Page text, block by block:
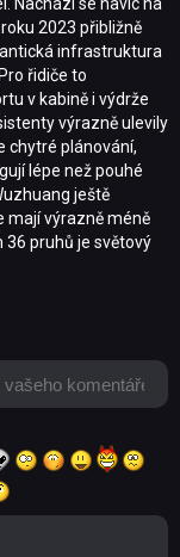
2023 přibližně
infrastruktura
řidiče to
v kabině i výdrže
výrazně ulevily
chytré plánování,
lépe než pouhé
ještě
mají výrazně méně
36 pruhů je světový